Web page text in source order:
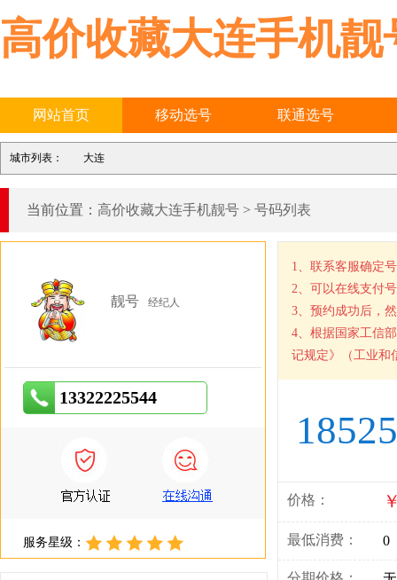
高价收藏大连手机靓
网站首页 移动选号 联通选号
城市列表： 大连
当前位置： 高价收藏大连手机靓号 > 号码列表
1、联系客服确定
2、可以在线支付
3、预约成功后，
4、根据国家工信
记规定》（工业和
价格：
最低消费： 0
靓号 经纪人
13322225544
服务星级：